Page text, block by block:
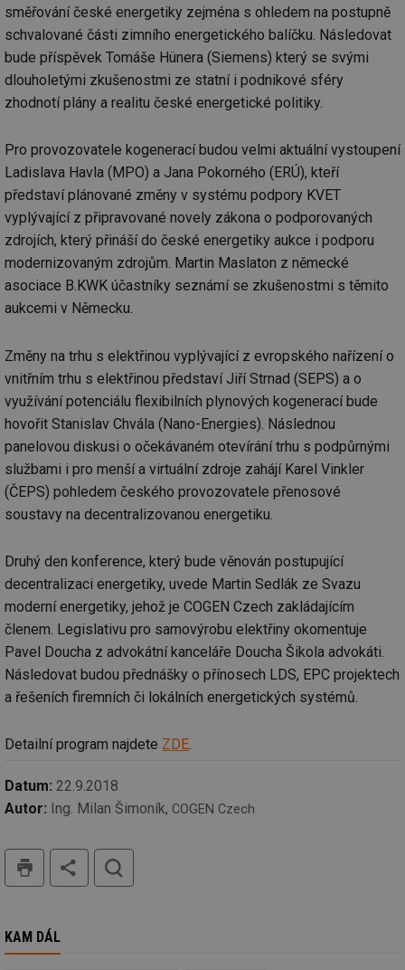
směřování české energetiky zejména s ohledem na postupně
schvalované části zimního energetického balíčku. Následovat
bude příspěvek Tomáše Hünera (Siemens) který se svými
dlouholetými zkušenostmi ze statní i podnikové sféry
zhodnotí plány a realitu české energetické politiky.
Pro provozovatele kogenerací budou velmi aktuální vystoupení
Ladislava Havla (MPO) a Jana Pokorného (ERÚ), kteří
představí plánované změny v systému podpory KVET
vyplývající z připravované novely zákona o podporovaných
zdrojích, který přináší do české energetiky aukce i podporu
modernizovaným zdrojům. Martin Maslaton z německé
asociace B.KWK účastníky seznámí se zkušenostmi s těmito
aukcemi v Německu.
Změny na trhu s elektřinou vyplývající z evropského nařízení o
vnitřním trhu s elektřinou představí Jiří Strnad (SEPS) a o
využívání potenciálu flexibilních plynových kogenerací bude
hovořit Stanislav Chvála (Nano-Energies). Následnou
panelovou diskusi o očekávaném otevírání trhu s podpůrnými
službami i pro menší a virtuální zdroje zahájí Karel Vinkler
(ČEPS) pohledem českého provozovatele přenosové
soustavy na decentralizovanou energetiku.
Druhý den konference, který bude věnován postupující
decentralizaci energetiky, uvede Martin Sedlák ze Svazu
moderní energetiky, jehož je COGEN Czech zakládajícím
členem. Legislativu pro samovýrobu elektřiny okomentuje
Pavel Doucha z advokátní kanceláře Doucha Šikola advokáti.
Následovat budou přednášky o přínosech LDS, EPC projektech
a řešeních firemních či lokálních energetických systémů.
Detailní program najdete ZDE.
Datum: 22.9.2018
Autor: Ing. Milan Šimoník, COGEN Czech
KAM DÁL